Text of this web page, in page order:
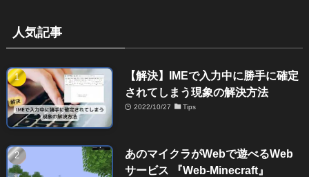
人気記事
【解決】IMEで入力中に勝手に確定
されてしまう現象の解決方法
2022/10/27 Tips
あのマイクラがWebで遊べるWeb
サービス 『Web-Minecraft』